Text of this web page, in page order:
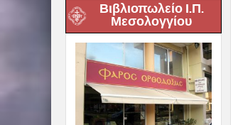
Βιβλιοπωλείο Ι.Π.
Μεσολογγίου